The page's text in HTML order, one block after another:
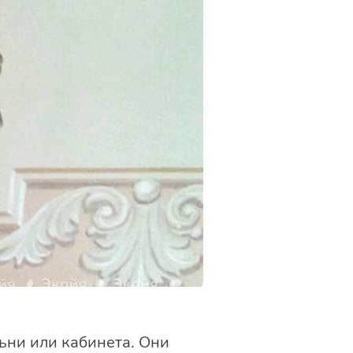
или кабинета. Они